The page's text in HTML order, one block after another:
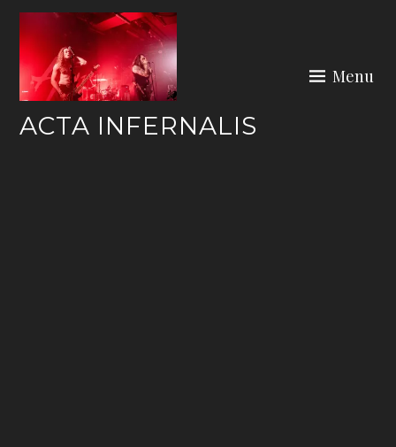
Skip
content
ACTA INFERNALIS
Menu